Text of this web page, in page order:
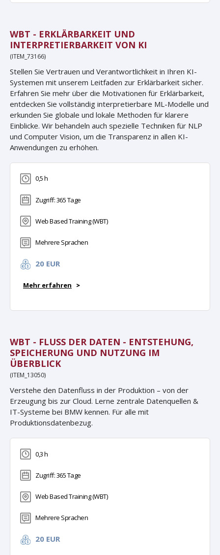
WBT - ERKLÄRBARKEIT UND
INTERPRETIERBARKEIT VON KI
(ITEM_73166)
Stellen Sie Vertrauen und Verantwortlichkeit in Ihren KI-
Systemen mit unserem Leitfaden zur Erklärbarkeit sicher.
Erfahren Sie mehr über die Motivationen für Erklärbarkeit,
entdecken Sie vollständig interpretierbare ML-Modelle und
erkunden Sie globale und lokale Methoden für klarere
Einblicke. Wir behandeln auch spezielle Techniken für NLP
und Computer Vision, um die Transparenz in allen KI-
Anwendungen zu erhöhen.
0,5 h
Zugriff: 365 Tage
Web Based Training (WBT)
Mehrere Sprachen
20 EUR
Mehr erfahren >
WBT - FLUSS DER DATEN - ENTSTEHUNG,
SPEICHERUNG UND NUTZUNG IM
ÜBERBLICK
(ITEM_13050)
Verstehe den Datenfluss in der Produktion – von der
Erzeugung bis zur Cloud. Lerne zentrale Datenquellen &
IT-Systeme bei BMW kennen. Für alle mit
Produktionsdatenbezug.
0,3 h
Zugriff: 365 Tage
Web Based Training (WBT)
Mehrere Sprachen
20 EUR